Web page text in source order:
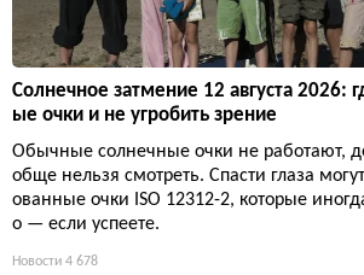
Солнечное затмение 12 августа 2026:
ые очки и не угробить зрение
Обычные солнечные очки не работают,
обще нельзя смотреть. Спасти глаза
ованные очки ISO 12312-2, которые
о — если успеете.
Новости 4 678